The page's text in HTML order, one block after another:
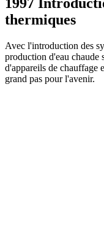
thermiques
Avec l'introduction des
production d'eau chaude
d'appareils de chauffage
grand pas pour l'avenir.